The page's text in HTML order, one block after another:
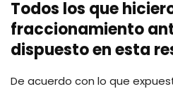
Todos los que
fraccionamiento
dispuesto en esta
De acuerdo con lo que